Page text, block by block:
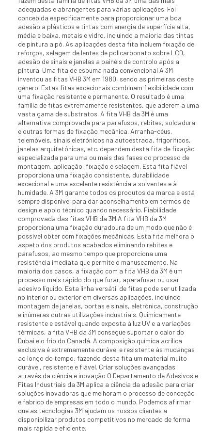
adequadas e abrangentes para várias aplicações. Foi
concebida especificamente para proporcionar uma boa
adesão a plásticos e tintas com energia de superfície alta,
média e baixa, metais e vidro, incluindo a maioria das tintas
de pintura a pó. As aplicações desta fita incluem fixação de
reforços, selagem de lentes de policarbonato sobre LCD,
adesão de sinais e janelas a painéis de controlo após a
pintura. Uma fita de espuma nada convencional A 3M
inventou as fitas VHB 3M em 1980, sendo as primeiras deste
género. Estas fitas excecionais combinam flexibilidade com
uma fixação resistente e permanente. O resultado é uma
família de fitas extremamente resistentes, que aderem a uma
vasta gama de substratos. A fita VHB da 3M é uma
alternativa comprovada para parafusos, rebites, soldadura
e outras formas de fixação mecânica. Arranha-céus,
telemóveis, sinais eletrónicos na autoestrada, frigoríficos,
janelas arquitetónicas, etc. dependem desta fita de fixação
especializada para uma ou mais das fases do processo de
montagem, aplicação, fixação e selagem. Esta fita fiável
proporciona uma fixação consistente, durabilidade
excecional e uma excelente resistência a solventes e à
humidade. A 3M garante todos os produtos da marca e está
sempre disponível para dar aconselhamento em termos de
design e apoio técnico quando necessário. Fiabilidade
comprovada das fitas VHB da 3M A fita VHB da 3M
proporciona uma fixação duradoura de um modo que não é
possível obter com fixações mecânicas. Esta fita melhora o
aspeto dos produtos acabados eliminando rebites e
parafusos, ao mesmo tempo que proporciona uma
resistência imediata que permite o manuseamento. Na
maioria dos casos, a fixação com a fita VHB da 3M é um
processo mais rápido do que furar, aparafusar ou usar
adesivo líquido. Esta linha versátil de fitas pode ser utilizada
no interior ou exterior em diversas aplicações, incluindo
montagem de janelas, portas e sinais, eletrónica, construção
e inúmeras outras utilizações industriais. Quimicamente
resistente e estável quando exposta à luz UV e a variações
térmicas, a fita VHB da 3M consegue suportar o calor do
Dubai e o frio do Canadá. A composição química acrílica
exclusiva é extremamente durável e resistente às mudanças
ao longo do tempo, fazendo desta fita um material muito
durável, resistente e fiável. Criar soluções avançadas
através da ciência e inovação O Departamento de Adesivos e
Fitas Industriais da 3M aplica a ciência da adesão para criar
soluções inovadoras que melhoram o processo de conceção
e fabrico de empresas em todo o mundo. Podemos afirmar
que as tecnologias 3M ajudam os nossos clientes a
disponibilizar produtos competitivos no mercado de forma
mais rápida e eficiente.